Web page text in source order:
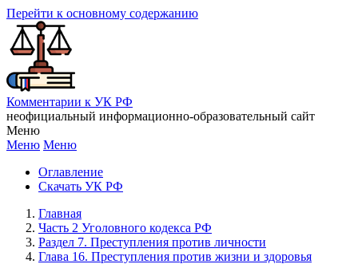
Перейти к основному содержанию
Комментарии к УК РФ
неофициальный информационно-образовательный сайт
Меню
Меню Меню
Оглавление
Скачать УК РФ
Главная
Часть 2 Уголовного кодекса РФ
Раздел 7. Преступления против личности
Глава 16. Преступления против жизни и здоровья